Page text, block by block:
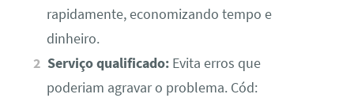
rapidamente, economizando tempo e
dinheiro.
Serviço qualificado: Evita erros que
poderiam agravar o problema. Cód: